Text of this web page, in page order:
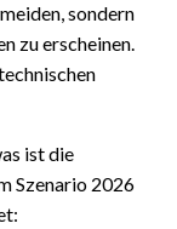
sondern
zu erscheinen.
ist die
Szenario 2026